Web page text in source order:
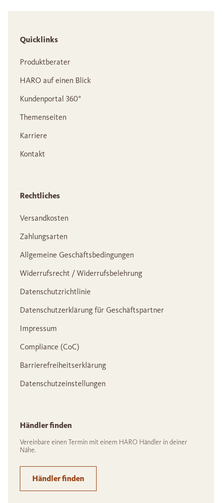
Quicklinks
Produktberater
HARO auf einen Blick
Kundenportal 360°
Themenseiten
Karriere
Kontakt
Rechtliches
Versandkosten
Zahlungsarten
Allgemeine Geschäftsbedingungen
Widerrufsrecht / Widerrufsbelehrung
Datenschutzrichtlinie
Datenschutzerklärung für Geschäftspartner
Impressum
Compliance (CoC)
Barrierefreiheitserklärung
Datenschutzeinstellungen
Händler finden
Vereinbare einen Termin mit einem HARO Händler in deiner
Nähe.
Händler finden